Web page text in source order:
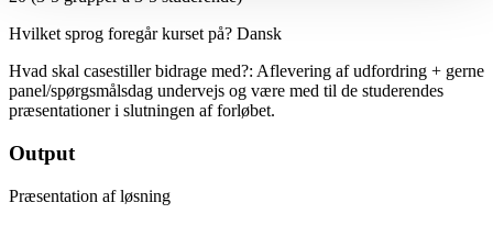
Hvilket sprog foregår kurset på? Dansk
Hvad skal casestiller bidrage med?: Aflevering af udfordring + gerne
panel/spørgsmålsdag undervejs og være med til de studerendes
præsentationer i slutningen af forløbet.
Output
Præsentation af løsning